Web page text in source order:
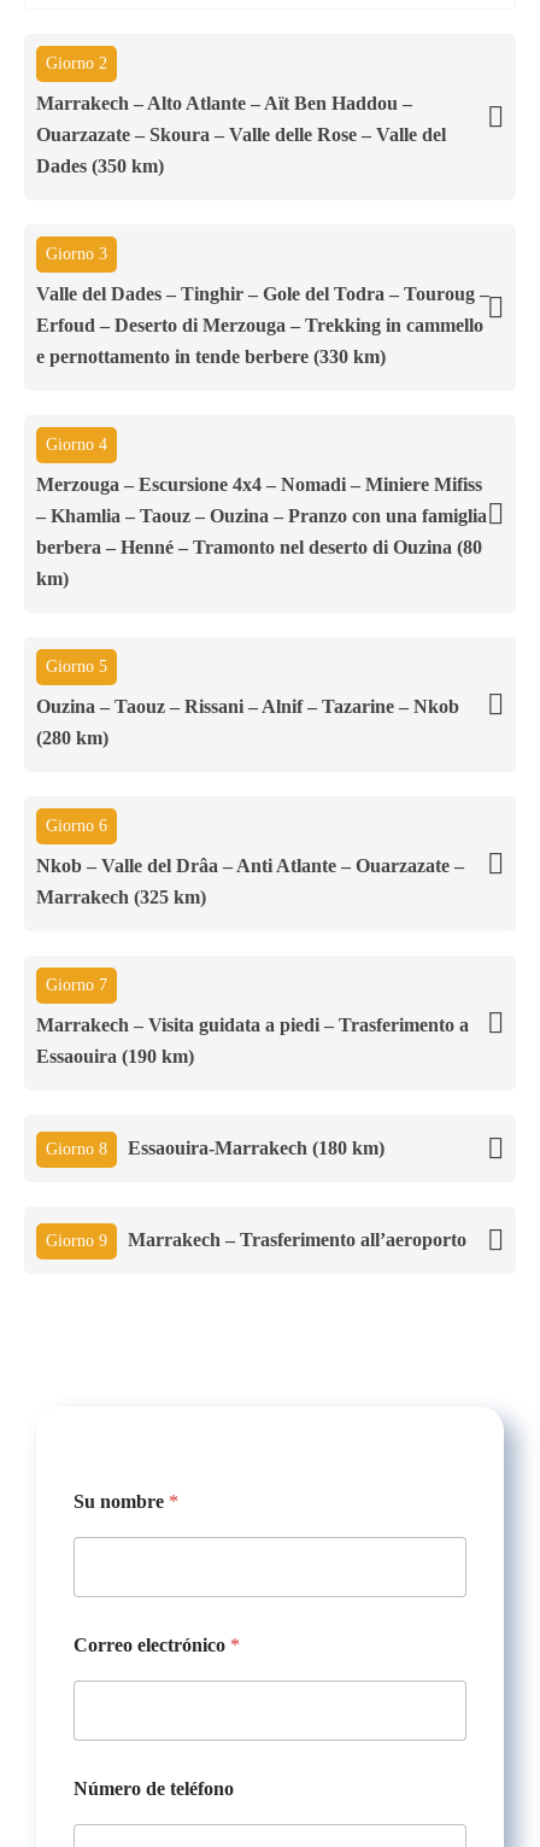
Giorno 2
Marrakech – Alto Atlante – Aït Ben Haddou –
Ouarzazate – Skoura – Valle delle Rose – Valle del
Dades (350 km)
Giorno 3
Valle del Dades – Tinghir – Gole del Todra – Touroug –
Erfoud – Deserto di Merzouga – Trekking in cammello
e pernottamento in tende berbere (330 km)
Giorno 4
Merzouga – Escursione 4x4 – Nomadi – Miniere Mifiss
– Khamlia – Taouz – Ouzina – Pranzo con una famiglia
berbera – Henné – Tramonto nel deserto di Ouzina (80
km)
Giorno 5
Ouzina – Taouz – Rissani – Alnif – Tazarine – Nkob
(280 km)
Giorno 6
Nkob – Valle del Drâa – Anti Atlante – Ouarzazate –
Marrakech (325 km)
Giorno 7
Marrakech – Visita guidata a piedi – Trasferimento a
Essaouira (190 km)
Giorno 8 Essaouira-Marrakech (180 km)
Giorno 9 Marrakech – Trasferimento all’aeroporto
Su nombre *
Correo electrónico *
Número de teléfono